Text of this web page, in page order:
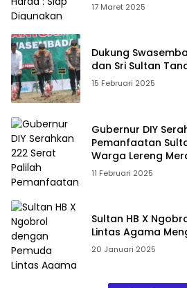
17 Maret 2025
Dukung
dan Sri Sultan
15 Februari 2025
Gubernur DIY
Pemanfaatan
Warga Lereng
11 Februari 2025
Sultan HB X
Lintas Agama
20 Januari 2025